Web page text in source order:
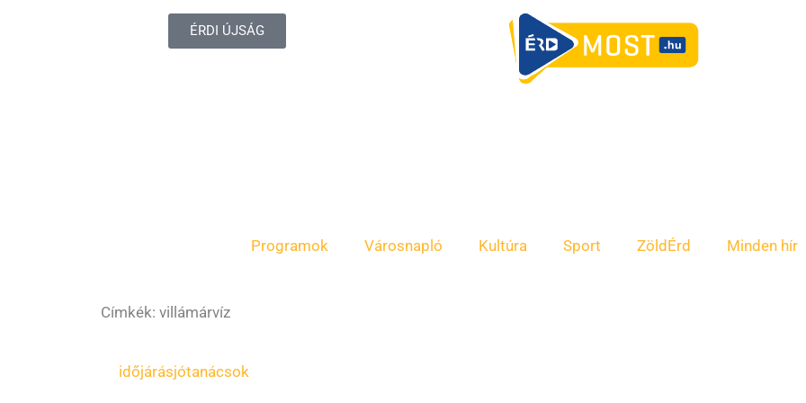
ÉRDI ÚJSÁG
Programok Városnapló Kultúra Sport ZöldÉrd Minden hír
Címkék: villámárvíz
időjárásjótanácsok